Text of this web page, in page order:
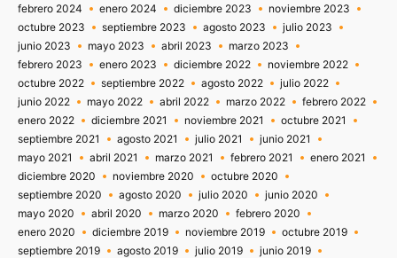
febrero 2024
enero 2024 diciembre 2023
noviembre 2023
octubre 2023
septiembre 2023 agosto 2023
julio 2023
junio 2023
mayo 2023 abril 2023
marzo 2023
febrero 2023
enero 2023 diciembre 2022
noviembre 2022
octubre 2022
septiembre 2022 agosto 2022
julio 2022
junio 2022
mayo 2022 abril 2022 marzo 2022
febrero 2022
enero 2022
diciembre 2021 noviembre 2021
octubre 2021
septiembre 2021
agosto 2021 julio 2021
junio 2021
mayo 2021
abril 2021 marzo 2021 febrero 2021
enero 2021
diciembre 2020
noviembre 2020
octubre 2020
septiembre 2020
agosto 2020 julio 2020
junio 2020
mayo 2020
abril 2020 marzo 2020
febrero 2020
enero 2020
diciembre 2019 noviembre 2019
octubre 2019
septiembre 2019
agosto 2019 julio 2019
junio 2019